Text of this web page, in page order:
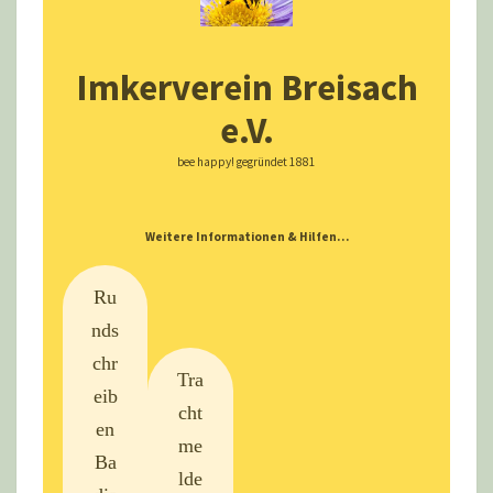
Imkerverein Breisach
e.V.
bee happy! gegründet 1881
Weitere Informationen & Hilfen…
Ru
nds
chr
eib
en
Ba
Tra
cht
me
lde